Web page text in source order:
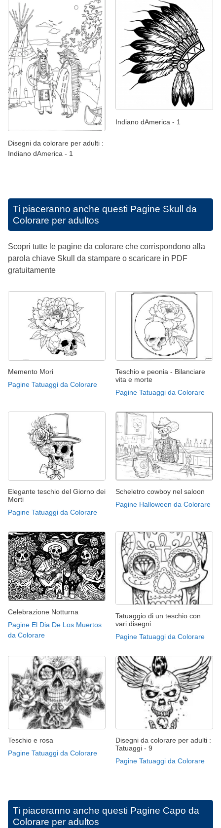
Disegni da colorare per adulti :
Indiano dAmerica - 1
Indiano dAmerica - 1
Ti piaceranno anche questi Pagine Skull da
Colorare per adultos
Scopri tutte le pagine da colorare che corrispondono alla
parola chiave Skull da stampare o scaricare in PDF
gratuitamente
Memento Mori
Pagine Tatuaggi da Colorare
Teschio e peonia - Bilanciare
vita e morte
Pagine Tatuaggi da Colorare
Elegante teschio del Giorno dei
Morti
Pagine Tatuaggi da Colorare
Scheletro cowboy nel saloon
Pagine Halloween da Colorare
Celebrazione Notturna
Pagine El Dia De Los Muertos
da Colorare
Tatuaggio di un teschio con
vari disegni
Pagine Tatuaggi da Colorare
Teschio e rosa
Pagine Tatuaggi da Colorare
Disegni da colorare per adulti :
Tatuaggi - 9
Pagine Tatuaggi da Colorare
Ti piaceranno anche questi Pagine Capo da
Colorare per adultos